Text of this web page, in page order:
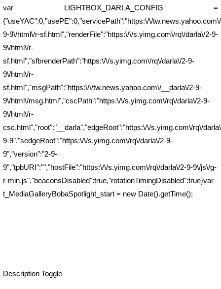
var LIGHTBOX_DARLA_CONFIG =
{"useYAC":0,"usePE":0,"servicePath":"https:\/\/
9-9\/html\/r-sf.html","renderFile":"https:\/\/s.yimg.com\/rq\/darla\/2-9-
9\/html\/r-
sf.html","sfbrenderPath":"https:\/\/s.yimg.com\/rq\/darla\/2-9-
9\/html\/r-
sf.html","msgPath":"https:\/\/tw.news.yahoo.com\/__darla\/2-9-
9\/html\/msg.html","cscPath":"https:\/\/s.yimg.com\/rq\/darla\/2-9-
9\/html\/r-
csc.html","root":"__darla","edgeRoot":"https:\/\/s.yimg.com\/rq\/
9-9","sedgeRoot":"https:\/\/s.yimg.com\/rq\/darla\/2-9-
9","version":"2-9-
9","tpbURI":"","hostFile":"https:\/\/s.yimg.com\/rq\/darla\/2-9-9\/js\/g-
r-min.js","beaconsDisabled":true,"rotationTimingDisabled":true}var
t_MediaGalleryBobaSpotlight_start = new Date().getTime();
Description Toggle